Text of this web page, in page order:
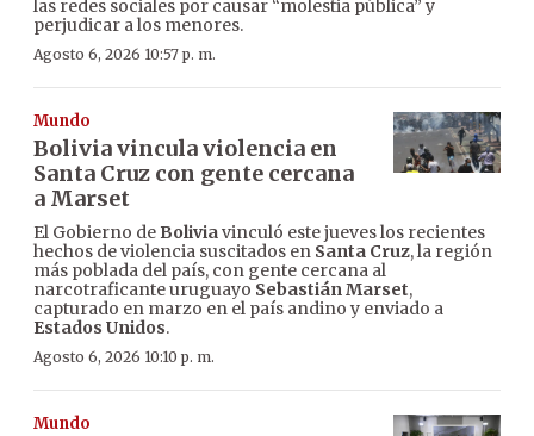
las redes sociales por causar “molestia pública” y
perjudicar a los menores.
Agosto 6, 2026 10:57 p. m.
Mundo
Bolivia vincula violencia en
Santa Cruz con gente cercana
a Marset
El Gobierno de Boliviavinculó este jueves los recientes
hechos de violencia suscitados en Santa Cruz, la región
más poblada del país, con gente cercana al
narcotraficante uruguayo Sebastián Marset,
capturado en marzo en el país andino y enviado a
Estados Unidos.
Agosto 6, 2026 10:10 p. m.
Mundo